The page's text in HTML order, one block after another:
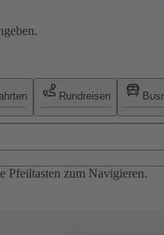
Rundreisen
Pfeiltasten zum Navigieren.